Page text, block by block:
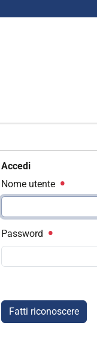
Accedi
Nome utente
Password
Fatti riconoscere